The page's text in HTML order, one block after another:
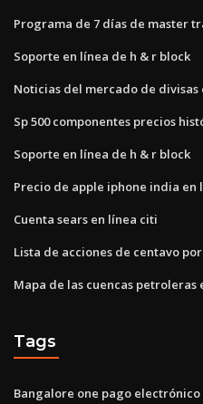
Programa de 7 días de master
Soporte en línea de h & r block
Noticias del mercado de divisas
Sp 500 componentes precios
Soporte en línea de h & r block
Precio de apple iphone india en
Cuenta sears en línea citi
Lista de acciones de centavo
Mapa de las cuencas petroleras
Tags
Bangalore one pago